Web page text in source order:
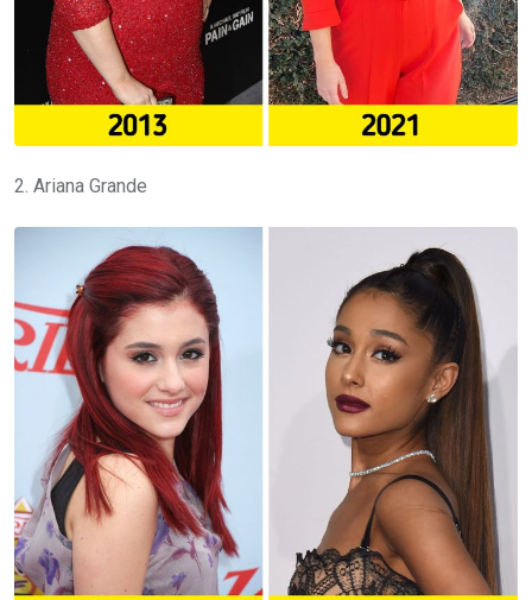
2. Ariana Grande